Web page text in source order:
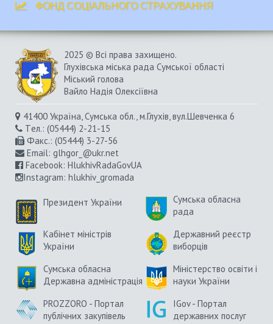
ФОНД СОЦІАЛЬНОГО СТРАХУВАННЯ
2025 © Всі права захищено.
Глухівська міська рада Сумської області
Міський голова
Вайло Надія Олексіївна
41400 Україна, Сумська обл., м.Глухів, вул.Шевченка 6
Tел.: (05444) 2-21-15
Факс.: (05444) 3-27-56
Email: glhgor_@ukr.net
Facebook: HlukhivRadaGovUA
Instagram: hlukhiv_gromada
Президент України
Сумська обласна
рада
Кабінет міністрів
України
Державний реєстр
виборців
Сумська обласна
Державна адміністрація
Міністерство освіти і
науки України
PROZZORO - Портал
публічних закупівель
IGov - Портал
державних послуг